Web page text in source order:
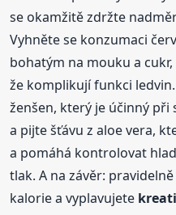
se okamžitě zdržte
Vyhněte se konzumaci
bohatým na mouku a
že komplikují funkci
ženšen, který je účinný při
a pijte šťávu z aloe vera,
a pomáhá kontrolovat
tlak. A na závěr:
kalorie a vyplavujete